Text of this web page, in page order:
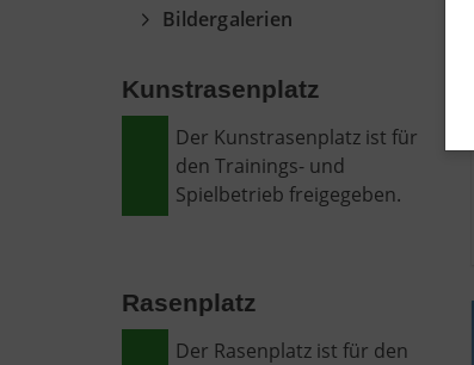
Bildergalerien
Kunstrasenplatz
Der Kunstrasenplatz ist für
den Trainings- und
Spielbetrieb freigegeben.
Rasenplatz
Der Rasenplatz ist für den